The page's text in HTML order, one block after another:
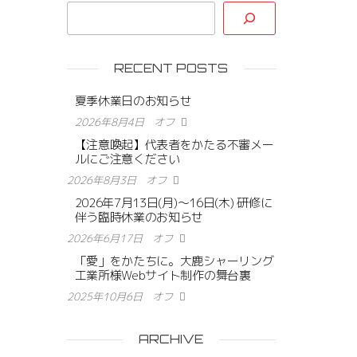
RECENT POSTS
夏季休業日のお知らせ
2026年8月4日 オフ
【注意喚起】代表者をかたる不審メー
ルにご注意ください
2026年8月3日 オフ
2026年7月13日(月)〜16日(木) 研修に
伴う臨時休業のお知らせ
2026年6月17日 オフ
「愛」をかたちに。大鹿シャーリング
工業所様Webサイト制作の舞台裏
2025年10月6日 オフ
ARCHIVE